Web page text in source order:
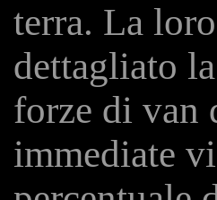
terra. La
dettagliato
forze di van
immediate